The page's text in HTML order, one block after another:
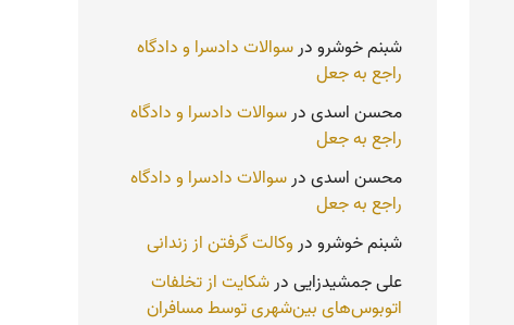
شبنم خوشرودرسوالات دادسرا و دادگاه
راجع به جعل
محسن اسدیدرسوالات دادسرا و دادگاه
راجع به جعل
محسن اسدیدرسوالات دادسرا و دادگاه
راجع به جعل
شبنم خوشرودروکالت گرفتن از زندانی
علی جمشیدزاییدرشکایت از تخلفات
اتوبوس‌های بین‌شهری توسط مسافران